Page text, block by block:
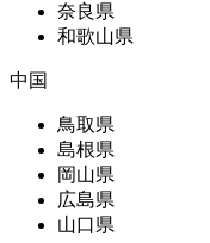
奈良県
和歌山県
中国
鳥取県
島根県
岡山県
広島県
山口県